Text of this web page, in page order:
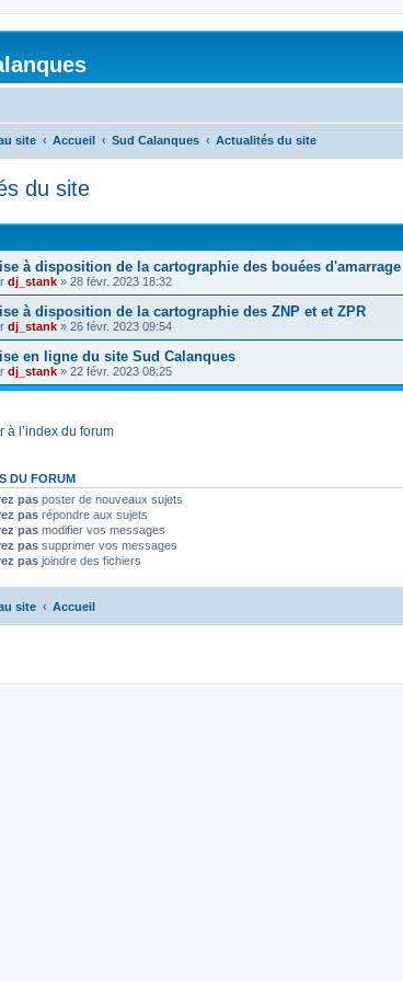
site Accueil Sud Calanques Actualités du site
du site
à disposition de la cartographie des bouées d'amarrage
dj_stank » 28 févr. 2023 18:32
à disposition de la cartographie des ZNP et et ZPR
dj_stank » 26 févr. 2023 09:54
en ligne du site Sud Calanques
dj_stank » 22 févr. 2023 08:25
à l’index du forum
DU FORUM
pas poster de nouveaux sujets
pas répondre aux sujets
pas modifier vos messages
pas supprimer vos messages
pas joindre des fichiers
site Accueil